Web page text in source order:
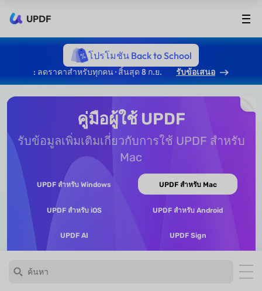
UPDF
โปรโมชัน Back to School
: ลดราคาสำหรับทุกคน · สิ้นสุด 8 ก.ย. รับข้อเสนอ
คู่มือผู้ใช้ UPDF
รับข้อมูลเพิ่มเติมเกี่ยวกับการใช้ UPDF สำหรับ
Mac
UPDF สำหรับ Windows UPDF สำหรับ Mac
UPDF สำหรับ iOS UPDF สำหรับ Android
UPDF AI UPDF Sign